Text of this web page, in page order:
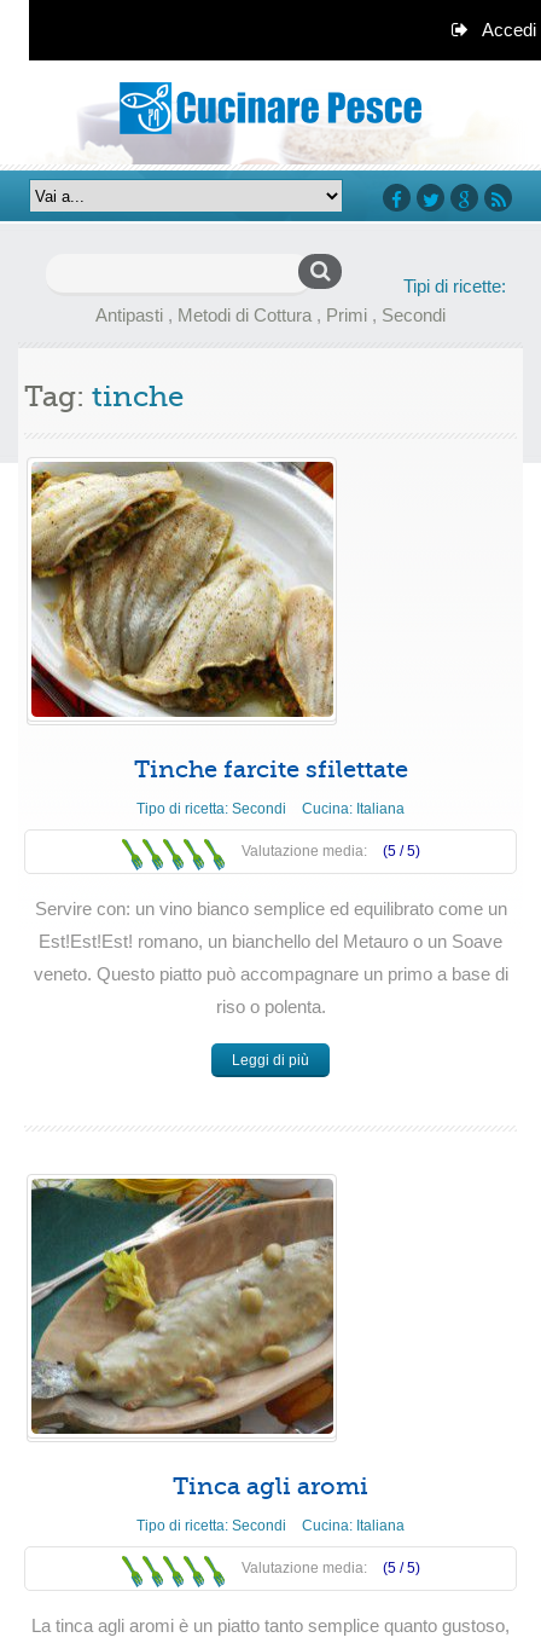
Accedi
Tipi di ricette:
Antipasti , Metodi di Cottura , Primi , Secondi
Tag: tinche
Tinche farcite sfilettate
Tipo di ricetta: Secondi Cucina: Italiana
Valutazione media: (5 /5)
Servire con: un vino bianco semplice ed equilibrato come un
Est!Est!Est! romano, un bianchello del Metauro o un Soave
veneto. Questo piatto può accompagnare un primo a base di
riso o polenta.
Leggi di più
Tinca agli aromi
Tipo di ricetta: Secondi Cucina: Italiana
Valutazione media: (5 /5)
La tinca agli aromi è un piatto tanto semplice quanto gustoso,